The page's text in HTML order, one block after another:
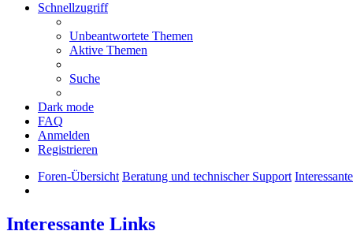
Schnellzugriff
Unbeantwortete Themen
Aktive Themen
Suche
Dark mode
FAQ
Anmelden
Registrieren
Foren-Übersicht Beratung und technischer Support
Interessante Links